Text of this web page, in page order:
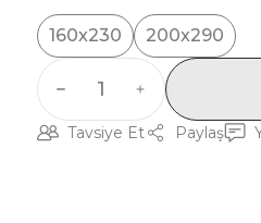
160x230 200x290
Tavsiye Et Paylaş